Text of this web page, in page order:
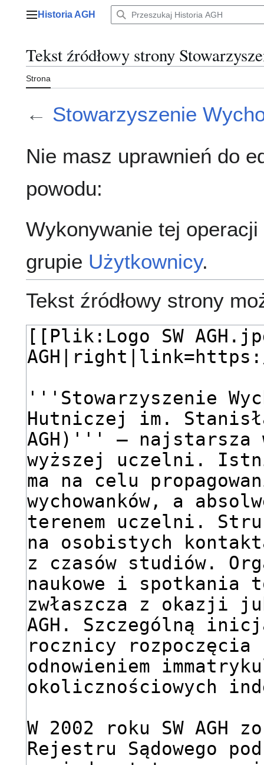
Menu główne
Historia AGH
Tekst źródłowy strony
Strona
← Stowarzyszenie
Nie masz uprawnień do
powodu:
Wykonywanie tej
grupie Użytkownicy.
Tekst źródłowy strony